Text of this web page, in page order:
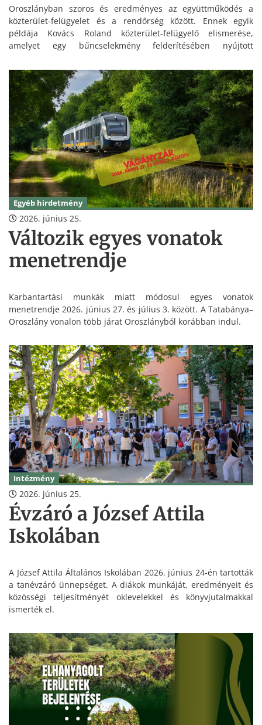
Oroszlányban szoros és eredményes az együttműködés a
közterület-felügyelet és a rendőrség között. Ennek egyik
példája Kovács Roland közterület-felügyelő elismerése,
amelyet egy bűncselekmény felderítésében nyújtott
Egyéb hirdetmény
2026. június 25.
Változik egyes vonatok
menetrendje
Karbantartási munkák miatt módosul egyes vonatok
menetrendje 2026. június 27. és július 3. között. A Tatabánya–
Oroszlány vonalon több járat Oroszlányból korábban indul.
Intézmény
2026. június 25.
Évzáró a József Attila
Iskolában
A József Attila Általános Iskolában 2026. június 24-én tartották
a tanévzáró ünnepséget. A diákok munkáját, eredményeit és
közösségi teljesítményét oklevelekkel és könyvjutalmakkal
ismerték el.